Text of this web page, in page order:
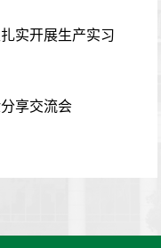
实开展生产实习
享交流会